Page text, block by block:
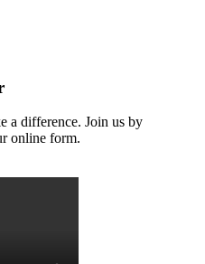
a difference. Join us by
online form.